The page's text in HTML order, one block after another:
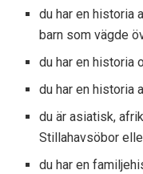
du har en historia
barn som vägde
du har en historia
du har en historia
du är asiatisk,
Stillahavsöbor
du har en